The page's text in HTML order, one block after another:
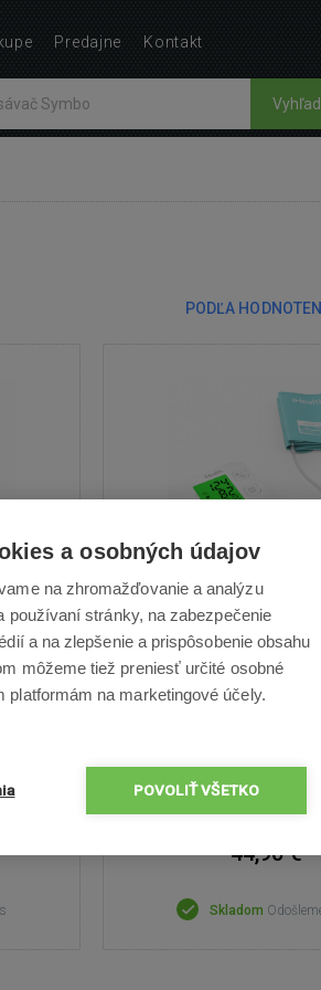
PODĽA
iHealth Track KN-
Ramenný tlakomer,
záznamov meraní,
MyVitals,
44,90 €
Skladom
Predajne Kontakt
a osobných údajov
na zhromažďovanie a analýzu
používaní stránky, na zabezpečenie
a na zlepšenie a prispôsobenie obsahu
môžeme tiež preniesť určité osobné
platformám na marketingové účely.
POVOLIŤ VŠETKO